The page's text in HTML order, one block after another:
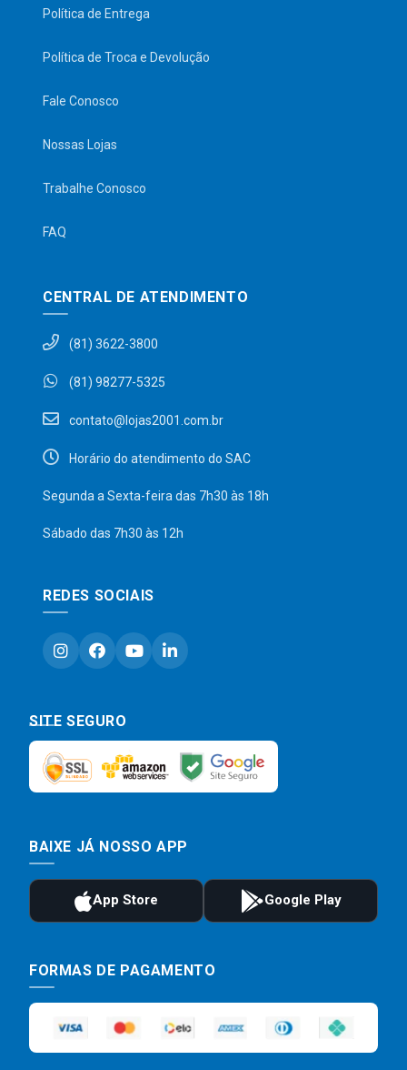
Política de Entrega
Política de Troca e Devolução
Fale Conosco
Nossas Lojas
Trabalhe Conosco
FAQ
CENTRAL DE ATENDIMENTO
(81) 3622-3800
(81) 98277-5325
contato@lojas2001.com.br
Horário do atendimento do SAC
Segunda a Sexta-feira das 7h30 às 18h
Sábado das 7h30 às 12h
REDES SOCIAIS
SITE SEGURO
BAIXE JÁ NOSSO APP
FORMAS DE PAGAMENTO